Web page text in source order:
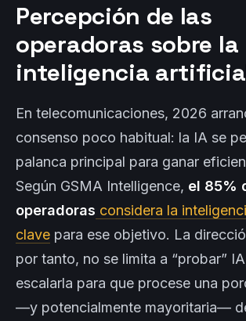
Percepción de las
operadoras sobre la
inteligencia
En telecomunicaciones, 2026
consenso poco habitual: la IA se
palanca principal para ganar
Según GSMA Intelligence, el 85%
operadoras considera la
clave para ese objetivo. La
por tanto, no se limita a “probar”
escalarla para que procese una
—y potencialmente mayoritaria—